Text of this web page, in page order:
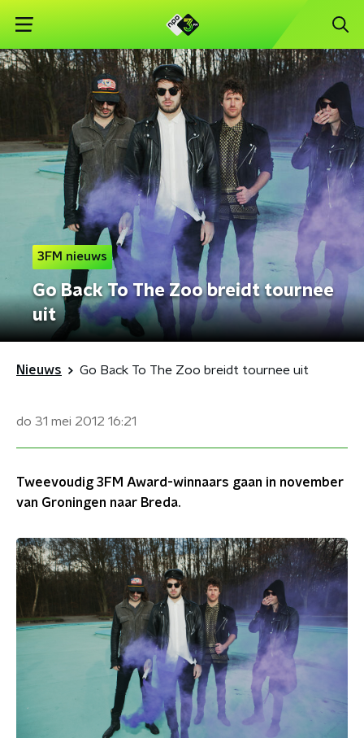
3FM nieuws
Go Back To The Zoo breidt tournee
uit
Nieuws Go Back To The Zoo breidt tournee uit
do 31 mei 2012 16:21
Tweevoudig 3FM Award-winnaars gaan in november
van Groningen naar Breda.